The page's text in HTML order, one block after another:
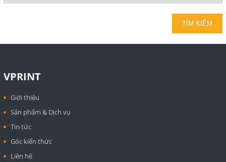
VPRINT
Giới thiệu
Sản phẩm & Dịch vụ
Tin tức
Góc kiến thức
Liên hệ